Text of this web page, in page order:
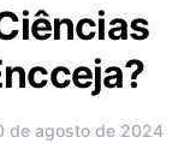
de agosto de 2024